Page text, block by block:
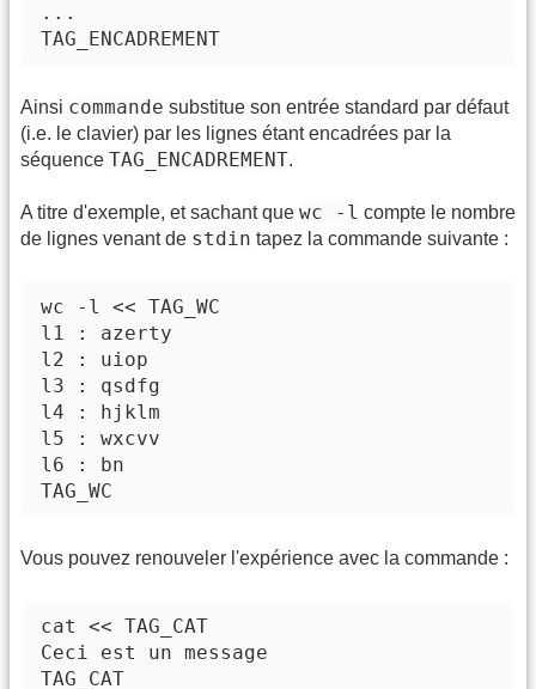
...
TAG_ENCADREMENT
Ainsi commande substitue son entrée standard par défaut
(i.e. le clavier) par les lignes étant encadrées par la
séquence TAG_ENCADREMENT.
A titre d'exemple, et sachant que wc -l compte le nombre
de lignes venant de stdin tapez la commande suivante :
wc -l << TAG_WC
l1 : azerty
l2 : uiop
l3 : qsdfg
l4 : hjklm
l5 : wxcvv
l6 : bn
TAG_WC
Vous pouvez renouveler l'expérience avec la commande :
cat << TAG_CAT
Ceci est un message
TAG_CAT